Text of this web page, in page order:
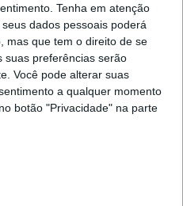
Tenha em atenção
dados pessoais poderá
mas que tem o direito de se
suas preferências serão
Você pode alterar suas
a qualquer momento
botão "Privacidade" na parte
vividas na noite
4ªfeira, 24 de abril, às
do Tejo, em Vila Velha de